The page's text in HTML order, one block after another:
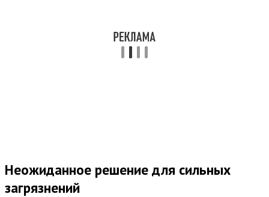
Неожиданное решение для сильных
загрязнений